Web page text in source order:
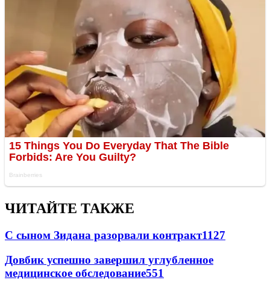
ЧИТАЙТЕ ТАКЖЕ
С сыном Зидана разорвали контракт1127
Довбик успешно завершил углубленное
медицинское обследование551